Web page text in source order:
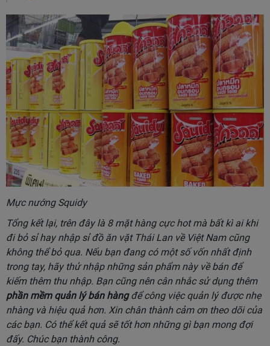
Mực nướng Squidy
Tổng kết lại, trên đây là 8 mặt hàng cực hot mà bất kì ai khi
đi bỏ sỉ hay nhập sỉ đồ ăn vặt Thái Lan về Việt Nam cũng
không thể bỏ qua. Nếu bạn đang có một số vốn nhất định
trong tay, hãy thử nhập những sản phẩm này về bán để
kiếm thêm thu nhập. Bạn cũng nên cân nhắc sử dụng thêm
phần mềm quản lý bán hàngđể công việc quản lý được nhẹ
nhàng và hiệu quả hơn. Xin chân thành cảm ơn theo dõi của
các bạn. Có thể kết quả sẽ tốt hơn những gì bạn mong đợi
đấy. Chúc bạn thành công.